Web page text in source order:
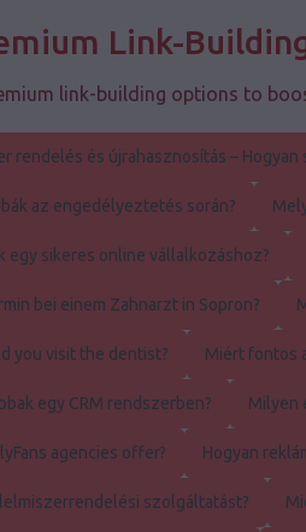
Link-
link-building options to
rendelés és újrahasznosítás –
az engedélyeztetés során?
egy sikeres online vállalkozáshoz?
bei einem Zahnarzt in Sopron?
you visit the dentist? Miért fontos
egy CRM rendszerben? Milyen
agencies offer? Hogyan
szolgáltatást?